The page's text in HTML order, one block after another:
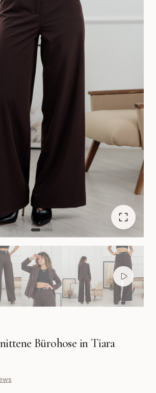
Bürohose in Tiara